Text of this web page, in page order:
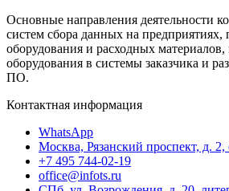
Основные направления деятельности
систем сбора данных на предприятиях,
оборудования и расходных материалов,
оборудования в системы заказчика и
ПО.
Контактная информация
WhatsApp
Москва, Рязанский проспект, д. 2,
+7 495 744-02-19
office@infots.ru